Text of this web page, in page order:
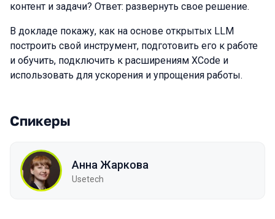
контент и задачи? Ответ: развернуть свое решение.
В докладе покажу, как на основе открытых LLM
построить свой инструмент, подготовить его к работе
и обучить, подключить к расширениям XСode и
использовать для ускорения и упрощения работы.
Спикеры
Анна Жаркова
Usetech